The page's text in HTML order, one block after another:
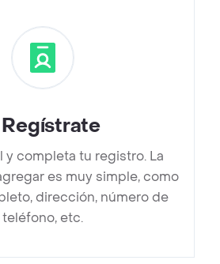
Regístrate
y completa tu registro. La
es muy simple, como
dirección, número de
teléfono, etc.